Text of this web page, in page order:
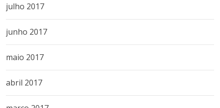
julho 2017
junho 2017
maio 2017
abril 2017